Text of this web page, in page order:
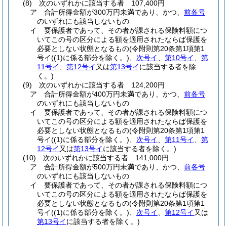
(8)
次のいずれかに該当する者 107,400円
ア
合計所得金額が300万円未満であり、かつ、 前各号
のいずれにも該当しないもの
イ
要保護者であって、その者が課される保険料額につ
いてこの号の区分による額を適用されたならば保護を
必要としない状態となるもの(令附則第20条第1項第1
号イ((1)に係る部分を除く。) 次号イ 第10号イ
第
11号イ
第12号イ 又は第13号イに該当する者を除
く。)
(9)
次のいずれかに該当する者 124,200円
ア
合計所得金額が400万円未満であり、かつ、 前各号
のいずれにも該当しないもの
イ
要保護者であって、その者が課される保険料額につ
いてこの号の区分による額を適用されたならば保護を
必要としない状態となるもの(令附則第20条第1項第1
号イ((1)に係る部分を除く。) 次号イ 第11号イ
第
12号イ 又は第13号イに該当する者を除く。)
(10)
次のいずれかに該当する者 141,000円
ア
合計所得金額が500万円未満であり、かつ、 前各号
のいずれにも該当しないもの
イ
要保護者であって、その者が課される保険料額につ
いてこの号の区分による額を適用されたならば保護を
必要としない状態となるもの(令附則第20条第1項第1
号イ((1)に係る部分を除く。) 次号イ 第12号イ 又は
第13号イに該当する者を除く。)